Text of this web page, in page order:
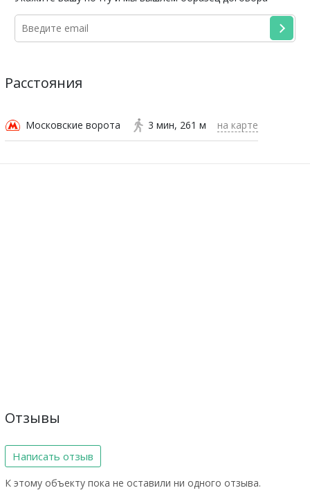
Расстояния
Московские ворота 3 мин 261 м на карте
Отзывы
Написать отзыв
К этому объекту пока не оставили ни одного отзыва.